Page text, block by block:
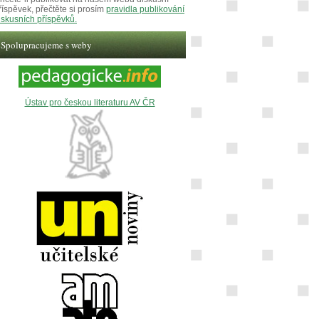
přečtěte si prosím pravidla publikování
příspěvků.
Spolupracujeme s weby
Ústav pro českou literaturu AV ČR